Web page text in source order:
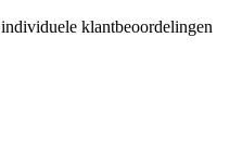
individuele klantbeoordelingen